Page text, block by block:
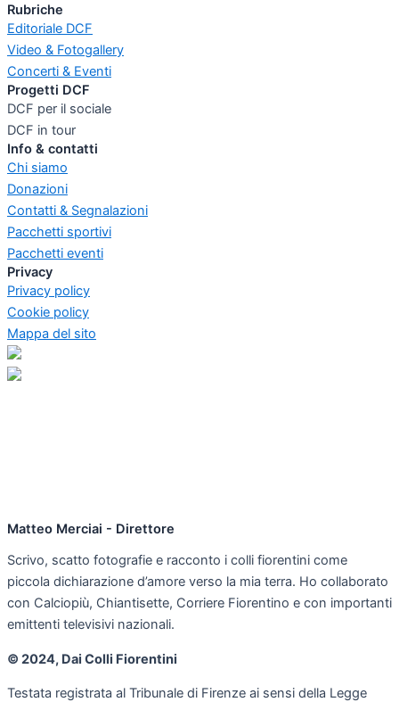
Rubriche
Editoriale DCF
Video & Fotogallery
Concerti & Eventi
Progetti DCF
DCF per il sociale
DCF in tour
Info & contatti
Chi siamo
Donazioni
Contatti & Segnalazioni
Pacchetti sportivi
Pacchetti eventi
Privacy
Privacy policy
Cookie policy
Mappa del sito
Matteo Merciai - Direttore
Scrivo, scatto fotografie e racconto i colli fiorentini come
piccola dichiarazione d’amore verso la mia terra. Ho collaborato
con Calciopiù, Chiantisette, Corriere Fiorentino e con importanti
emittenti televisivi nazionali.
© 2024, Dai Colli Fiorentini
Testata registrata al Tribunale di Firenze ai sensi della Legge